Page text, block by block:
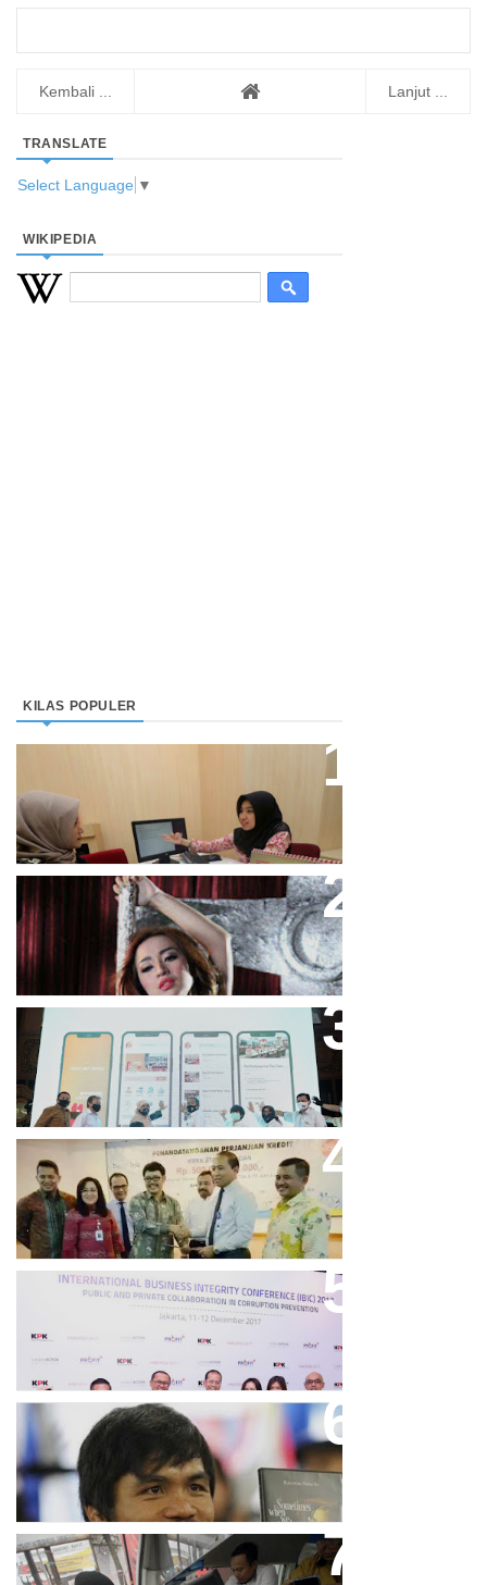
Kembali ... Lanjut ...
TRANSLATE
Select Language ▼
WIKIPEDIA
KILAS POPULER
Keuangan Syariah Di Indonesia
Meningkat
Cupi Cupita Luncurkan Single
“Yo Uwis”
Bandung Great Sale 2020 Go
Online Resmi Dimulai
Bank Bjb Fasilitasi Kredit Modal
Kerja Konstruksi PT Adhi Karya
Keren, Bank BJB Kantongi
Puluhan Penghargaan Sepanjang
2017
Dicibir Di Medsos, Manny
Pacquiao Tegaskan Pendirian
Tolak LGBT
Bjb T Samsat Manjakan Nasabah